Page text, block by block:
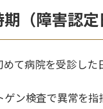
（障害認
て病院を受診し
ン検査で異常を